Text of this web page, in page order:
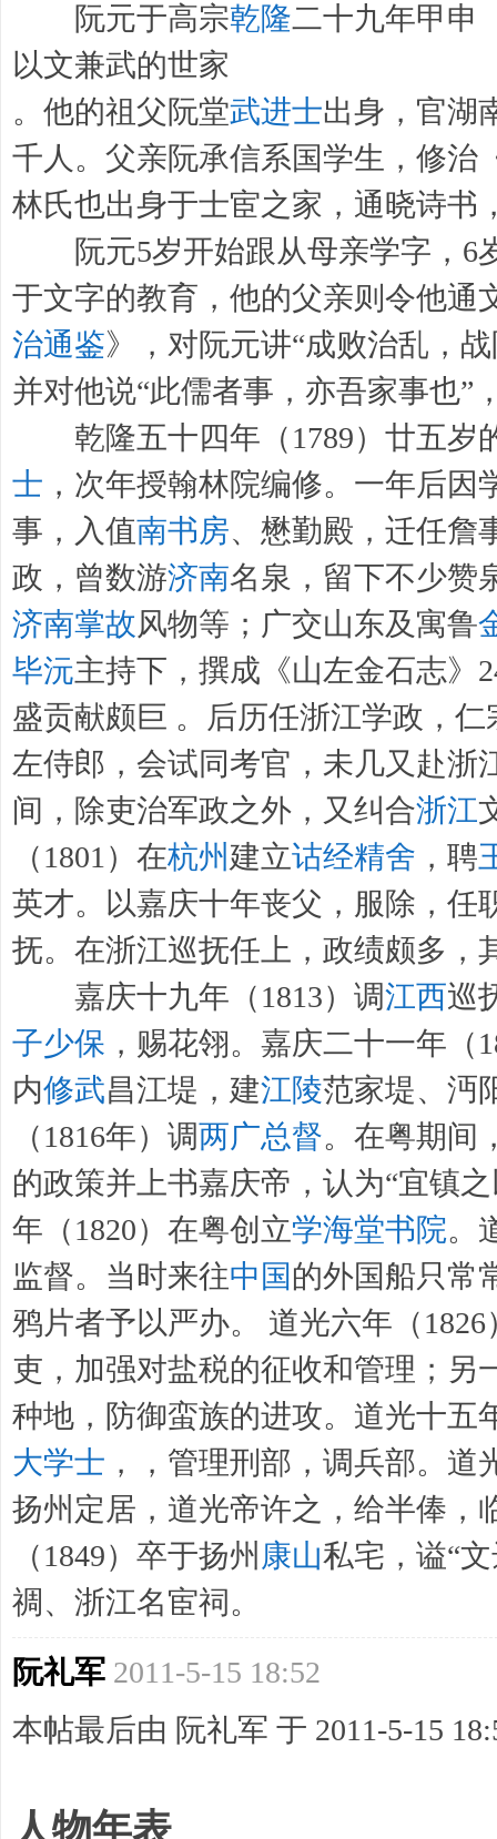
阮元于高宗乾隆二十九年甲申
以文兼武的世家
。他的祖父阮堂武进士出身，官湖
千人。父亲阮承信系国学生，修治
林氏也出身于士宦之家，通晓诗书
阮元5岁开始跟从母亲学字，6
于文字的教育，他的父亲则令他通
治通鉴》，对阮元讲“成败治乱，
并对他说“此儒者事，亦吾家事也”
乾隆五十四年（1789）廿五岁
士 ，次年授翰林院编修。一年后
事，入值南书房、懋勤殿，迁任詹
政，曾数游济南名泉，留下不少赞
济南掌故风物等；广交山东及寓鲁
毕沅主持下，撰成《山左金石志》
盛贡献颇巨 。后历任浙江学政，
左侍郎，会试同考官，未几又赴浙
间，除吏治军政之外，又纠合浙江
（1801）在杭州 建立诂经精舍 ，聘
英才。以嘉庆十年丧父，服除，任
抚。在浙江巡抚任上，政绩颇多，
嘉庆十九年（1813）调江西巡
子少保 ，赐花翎。嘉庆二十一年（
内修武昌江堤，建江陵范家堤、沔
（1816年）调两广总督。在粤期间
的政策并上书嘉庆帝，认为“宜镇
年（1820）在粤创立学海堂书院。
监督。当时来往中国的外国船只常
鸦片者予以严办。 道光六年（1826
吏，加强对盐税的征收和管理；另
种地，防御蛮族的进攻。道光十五
大学士 ，，管理刑部，调兵部。
扬州定居，道光帝许之，给半俸，
（1849）卒于扬州 康山私宅，谥“
禂、浙江名宦祠。
阮礼军 2011-5-15 18:52
本帖最后由 阮礼军 于 2011-5-15
人物年表